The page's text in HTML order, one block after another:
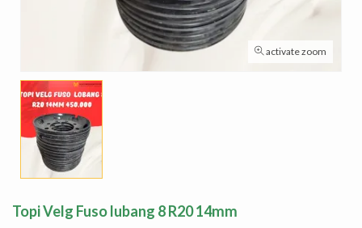
activate zoom
Topi Velg Fuso lubang 8 R20 14mm